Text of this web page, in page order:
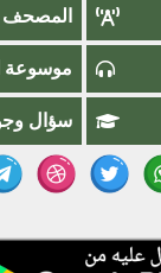
المصحف
موسوعة
سؤال